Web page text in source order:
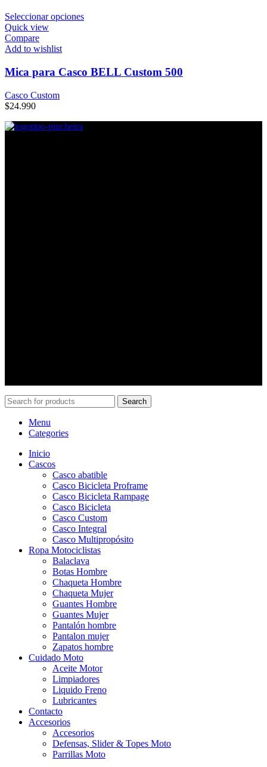
Seleccionar opciones
Quick view
Compare
Add to wishlist
Mica para Casco BELL Custom 500
Casco Custom
$24.990
Search
Menu
Categories
Inicio
Cascos
Casco abatible
Casco Bicicleta Proframe
Casco Bicicleta Rampage
Casco Bicicleta
Casco Custom
Casco Integral
Casco Multipropósito
Ropa Motociclistas
Balaclava
Botas Hombre
Chaqueta Hombre
Chaqueta Mujer
Guantes Hombre
Guantes Mujer
Pantalón hombre
Pantalon mujer
Zapatos hombre
Cuidado Moto
Aceite Motor
Limpiadores
Liquido Freno
Lubricantes
Contacto
Accesorios
Accesorios
Defensas, Slider & Topes Moto
Parrillas Moto